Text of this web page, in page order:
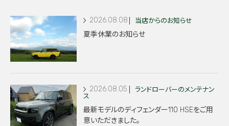
2026.08.08 当店からのお知らせ
夏季休業のお知らせ
2026.08.05
ランドローバーのメンテナン
ス
最新モデルのディフェンダー110 HSEをご用
意いただきました。